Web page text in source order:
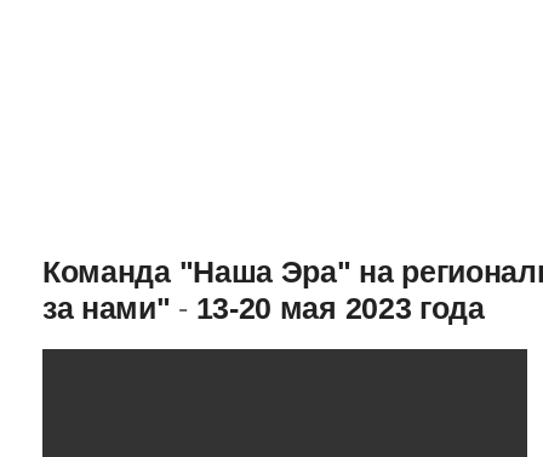
Команда "Наша Эра" на
за нами" - 13-20 мая 2023 года